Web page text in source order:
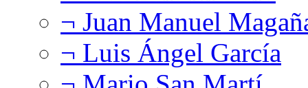
¬ Juan Manuel
¬ Luis Ángel García